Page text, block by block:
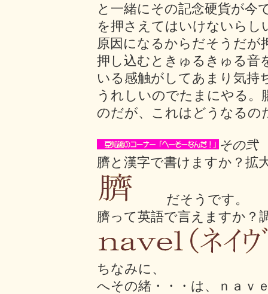
と一緒にその記念硬貨が今
を押さえてはいけないらし
原因になるからだそうだが
押し込むときゅるきゅる音
いる感触がしてあまり気持
うれしいのでたまにやる。
のだが、これはどうな るの
その弐
臍と漢字で書けますか？拡
だそうです。
臍って英語で言えますか？
ちなみに、
へその緒・・・は、ｎａ